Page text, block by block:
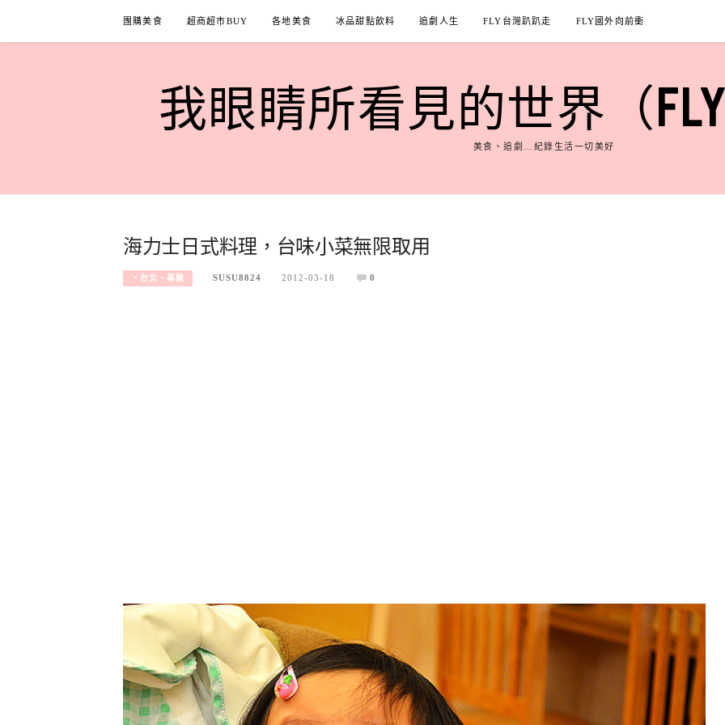
content
團購美食 超商超市BUY 各地美食 冰品甜點飲料 追劇人生 FLY台灣趴趴走 FLY國外向前衝
我眼睛所看見的世界（
美食、追劇…紀錄生活一切美好
海力士日式料理，台味小菜無限取用
‧台北、基隆 SUSU8824 2012-03-18 0